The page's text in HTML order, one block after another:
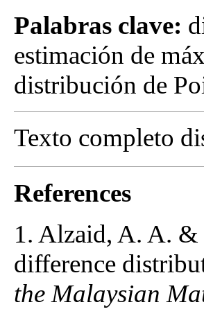
Palabras clave:
estimación de
distribución de
Texto completo
References
1. Alzaid, A. A. &
difference
the Malaysian